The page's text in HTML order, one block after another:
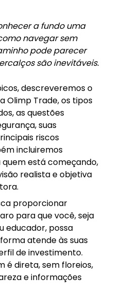
a fundo uma
navegar sem
pode parecer
são inevitáveis.
descreveremos o
Olimp Trade, os tipos
as questões
suas
riscos
incluiremos
está começando,
realista e objetiva
proporcionar
para que você, seja
educador, possa
atende às suas
de investimento.
é direta, sem floreios,
e informações